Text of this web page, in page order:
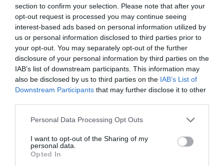
section to confirm your selection. Please note that after your
opt-out request is processed you may continue seeing
interest-based ads based on personal information utilized by
us or personal information disclosed to third parties prior to
your opt-out. You may separately opt-out of the further
disclosure of your personal information by third parties on the
IAB’s list of downstream participants. This information may
also be disclosed by us to third parties on the IAB’s List of
Downstream Participants that may further disclose it to other
Personal Data Processing Opt Outs
I want to opt-out of the Sharing of my
personal data.
Opted In
de datos monitoriza en tiempo real el negocio de 60
clubes de LaLiga, Liga F y Primera Rfef; 200 clubes de
ligas europeas; 22 clubes de ACB y Primera FEB y otra
veintena de Euroliga, Eurocup y BCL.
La plataforma también contabiliza la asistencia a
todos los eventos deportivos, de entretenimiento y
música en España, así como más de 20.000 contratos
de patrocinio en el mercado español y otros 7.000
contratos de las ligas europeas y norteamericanas de
fútbol y baloncesto, segmentados por competición,
quieres más información, contacta con nosotros a
Añadir 2Playbook